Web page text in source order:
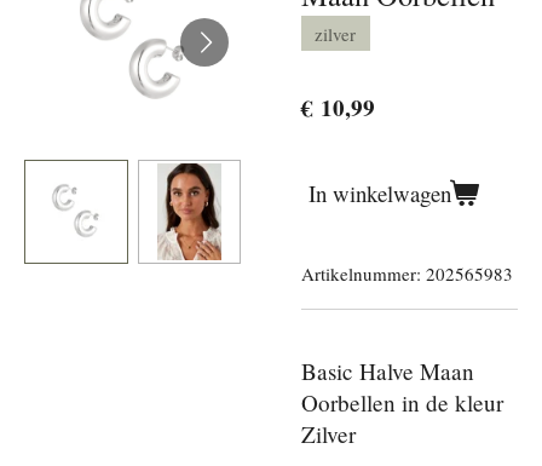
zilver
€ 10,99
In winkelwagen
Artikelnummer: 202565983
Basic Halve Maan
Oorbellen in de kleur
Zilver